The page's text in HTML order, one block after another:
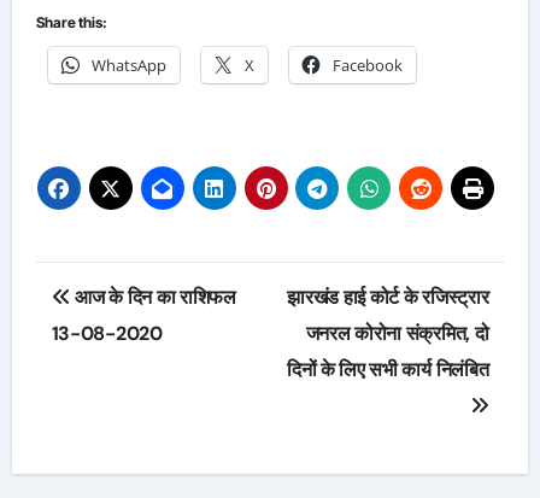
Share this:
WhatsApp X Facebook
Post
navigation
आज के दिन का राशिफल
13-08-2020
झारखंड हाई कोर्ट के रजिस्ट्रार
जनरल कोरोना संक्रमित, दो
दिनों के लिए सभी कार्य निलंबित